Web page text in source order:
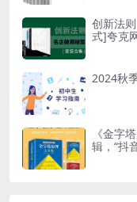
创新法
式]夸克
2024秋
《金字
辑，“抖